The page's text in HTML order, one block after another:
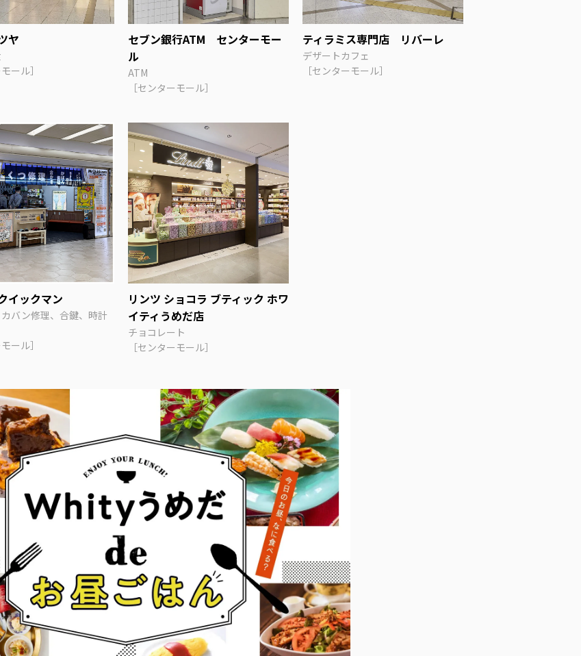
ヤ
ール］
セブン銀行ATM センターモー
ル
ATM
［センターモール］
ティラミス専門店 リバーレ
デザートカフェ
［センターモール］
イックマン
バン修理、合鍵、時計
ール］
リンツ ショコラ ブティック ホワ
イティうめだ店
チョコレート
［センターモール］